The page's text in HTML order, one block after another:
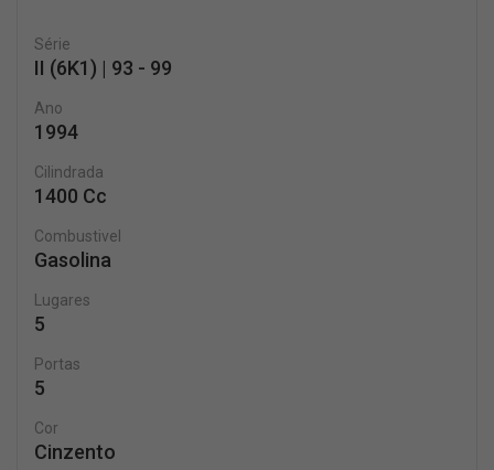
Série
II (6K1) | 93 - 99
Ano
1994
Cilindrada
1400 Cc
Combustivel
Gasolina
Lugares
5
Portas
5
Cor
Cinzento